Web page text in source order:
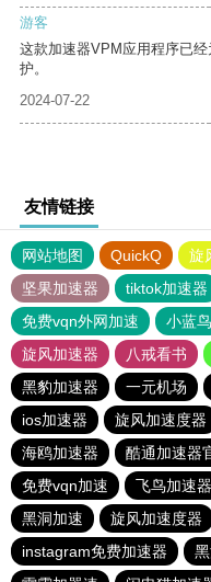
游客
这款加速器VPM应用程序已
护。
2024-07-22
友情链接
网站地图 QuickQ 旋
坚果加速器
tiktok加速器
免费vqn外网加速
小蓝鸟
旋风加速器
八戒看书
黑豹加速器
一元机场
ios加速器
旋风加速度器
海鸥加速器
酷通加速器
免费vqn加速
飞鸟加速器
黑洞加速
旋风加速度器
instagram免费加速器